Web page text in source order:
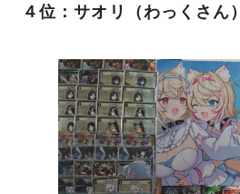
４位：サオリ（わっくさん）